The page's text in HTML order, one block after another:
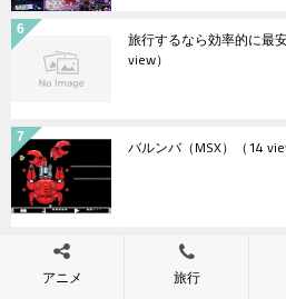
旅行するなら効率的に最
view）
バルンバ（MSX） （14
ジェノサイド（X68000）
アニメ 旅行